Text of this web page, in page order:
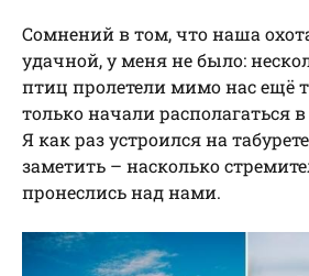
Сомнений в том, что наша
удачной, у меня не было:
птиц пролетели мимо нас ещё
только начали располагаться
Я как раз устроился на
заметить – насколько
пронеслись над нами.